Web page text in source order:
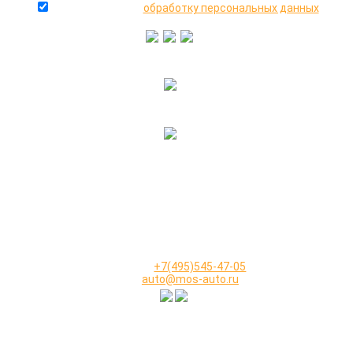
обработку персональных данных
+7(495)545-47-05
auto@mos-auto.ru